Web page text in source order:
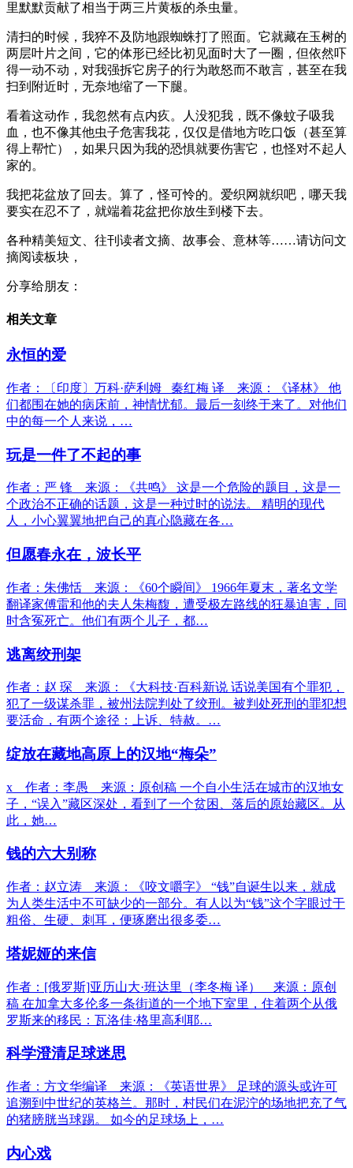
里默默贡献了相当于两三片黄板的杀虫量。
清扫的时候，我猝不及防地跟蜘蛛打了照面。它就藏在玉树的
两层叶片之间，它的体形已经比初见面时大了一圈，但依然吓
得一动不动，对我强拆它房子的行为敢怒而不敢言，甚至在我
扫到附近时，无奈地缩了一下腿。
看着这动作，我忽然有点内疚。人没犯我，既不像蚊子吸我
血，也不像其他虫子危害我花，仅仅是借地方吃口饭（甚至算
得上帮忙），如果只因为我的恐惧就要伤害它，也怪对不起人
家的。
我把花盆放了回去。算了，怪可怜的。爱织网就织吧，哪天我
要实在忍不了，就端着花盆把你放生到楼下去。
各种精美短文、往刊读者文摘、故事会、意林等……请访问文
摘阅读板块，
分享给朋友：
相关文章
永恒的爱
作者：〔印度〕万科·萨利姆 秦红梅 译 来源：《译林》 他
们都围在她的病床前，神情忧郁。最后一刻终于来了。对他们
中的每一个人来说，…
玩是一件了不起的事
作者：严 锋 来源：《共鸣》 这是一个危险的题目，这是一
个政治不正确的话题，这是一种过时的说法。 精明的现代
人，小心翼翼地把自己的真心隐藏在各…
但愿春永在，波长平
作者：朱佛恬 来源：《60个瞬间》 1966年夏末，著名文学
翻译家傅雷和他的夫人朱梅馥，遭受极左路线的狂暴迫害，同
时含冤死亡。他们有两个儿子，都…
逃离绞刑架
作者：赵 琛 来源：《大科技·百科新说 话说美国有个罪犯，
犯了一级谋杀罪，被州法院判处了绞刑。被判处死刑的罪犯想
要活命，有两个途径：上诉、特赦。…
绽放在藏地高原上的汉地“梅朵”
x 作者：李愚 来源：原创稿 一个自小生活在城市的汉地女
子，“误入”藏区深处，看到了一个贫困、落后的原始藏区。从
此，她…
钱的六大别称
作者：赵立涛 来源：《咬文嚼字》 “钱”自诞生以来，就成
为人类生活中不可缺少的一部分。有人以为“钱”这个字眼过于
粗俗、生硬、刺耳，便琢磨出很多委…
塔妮娅的来信
作者：[俄罗斯]亚历山大·班达里（李冬梅 译） 来源：原创
稿 在加拿大多伦多一条街道的一个地下室里，住着两个从俄
罗斯来的移民：瓦洛佳·格里高利耶…
科学澄清足球迷思
作者：方文华编译 来源：《英语世界》 足球的源头或许可
追溯到中世纪的英格兰。那时，村民们在泥泞的场地把充了气
的猪膀胱当球踢。 如今的足球场上，…
内心戏